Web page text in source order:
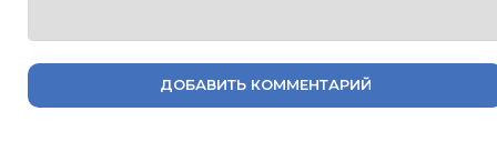
ДОБАВИТЬ КОММЕНТАРИЙ